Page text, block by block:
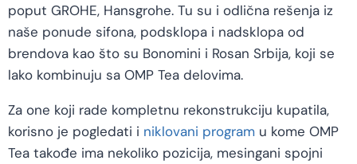
poput GROHE, Hansgrohe. Tu su i odlična rešenja iz
naše ponude sifona, podsklopa i nadsklopa od
brendova kao što su Bonomini i Rosan Srbija, koji se
lako kombinuju sa OMP Tea delovima.
Za one koji rade kompletnu rekonstrukciju kupatila,
korisno je pogledati i niklovani program u kome OMP
Tea takođe ima nekoliko pozicija, mesingani spojni